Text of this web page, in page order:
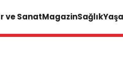
ve SanatMagazinSağlık